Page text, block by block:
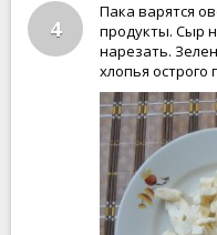
4
Пака варятся
продукты. Сыр
нарезать.
хлопья острого